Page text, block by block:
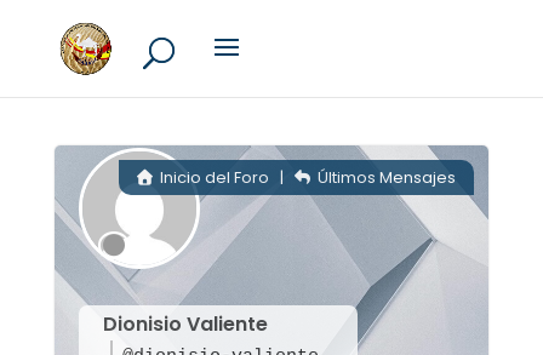
Dionisio Valiente
Inicio del Foro | Últimos Mensajes